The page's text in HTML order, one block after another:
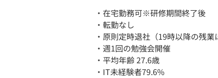
・在宅勤務可※研修期間終了後
・転勤なし
・原則定時退社（19時以降の残業
・週1回の勉強会開催
・平均年齢 27.6歳
・IT未経験者79.6%